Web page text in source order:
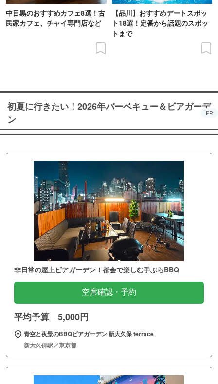
中目黒のおすすめカフェ8選！古
民家カフェ、チャイ専門店など
【品川】おすすめデートスポッ
ト18選！定番から話題のスポッ
トまで
初夏に行きたい！2026年バーベキュー＆ビアガーデ
ン
PR
非日常の屋上ビアガーデン！都会で楽しむ手ぶらBBQ
空席確認・予約
平均予算 5,000円
青空と夜景のBBQビアガーデン 新大久保 terrace
新大久保駅／東京都